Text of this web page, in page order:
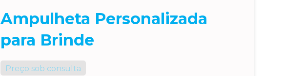
Ampulheta Personalizada
para Brinde
Preço sob consulta